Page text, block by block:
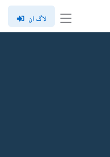
لاگ ان